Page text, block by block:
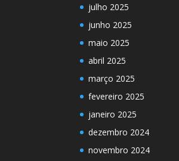
julho 2025
junho 2025
maio 2025
abril 2025
março 2025
fevereiro 2025
janeiro 2025
dezembro 2024
novembro 2024